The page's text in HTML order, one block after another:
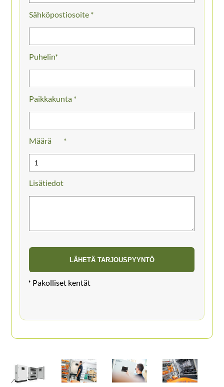
Sähköpostiosoite *
Puhelin
Paikkakunta *
Määrä
Lisätiedot